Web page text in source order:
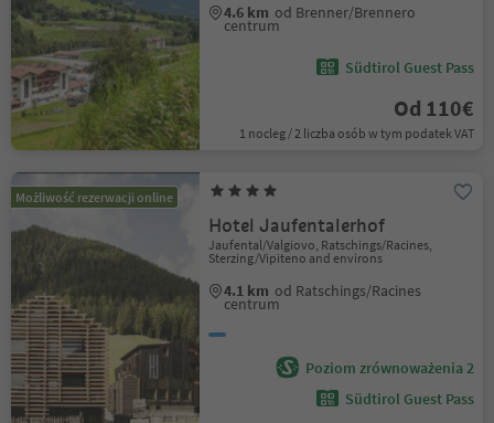
4.6 km od Brenner/Brennero
centrum
Südtirol Guest Pass
Od 110€
1 nocleg / 2 liczba osób w tym podatek VAT
Możliwość rezerwacji online
Hotel Jaufentalerhof
Jaufental/Valgiovo, Ratschings/Racines,
Sterzing/Vipiteno and environs
4.1 km od Ratschings/Racines
centrum
Poziom zrównoważenia 2
Südtirol Guest Pass